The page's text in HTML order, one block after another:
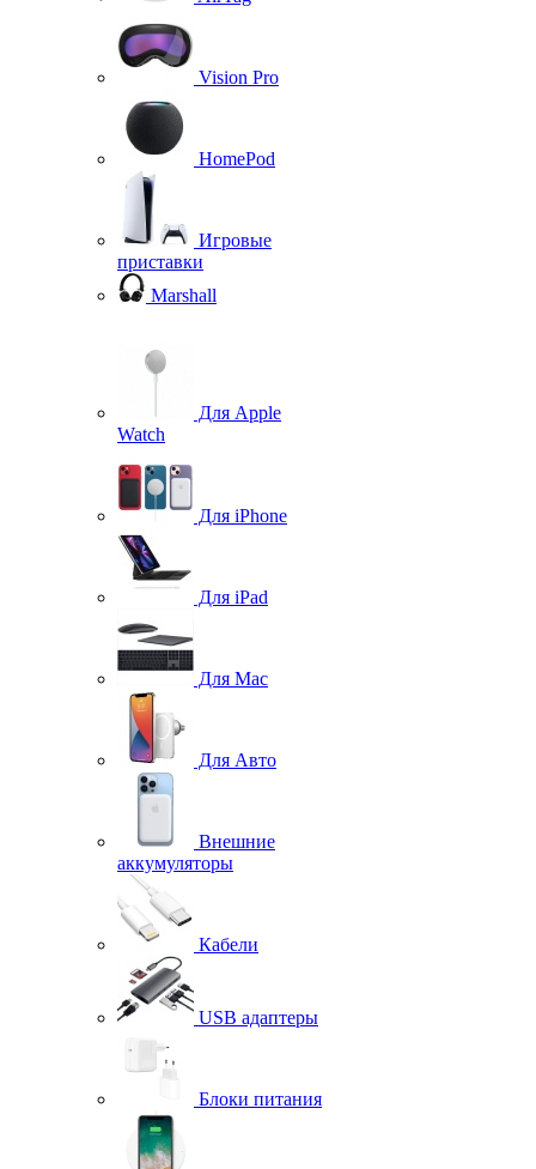
Vision Pro
HomePod
Игровые
приставки
Marshall
Для Apple
Watch
Для iPhone
Для iPad
Для Mac
Для Авто
Внешние
аккумуляторы
Кабели
USB адаптеры
Блоки питания